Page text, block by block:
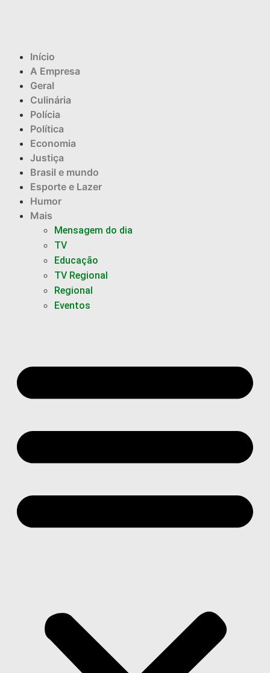
Início
A Empresa
Geral
Culinária
Polícia
Política
Economia
Justiça
Brasil e mundo
Esporte e Lazer
Humor
Mais
Mensagem do dia
TV
Educação
TV Regional
Regional
Eventos